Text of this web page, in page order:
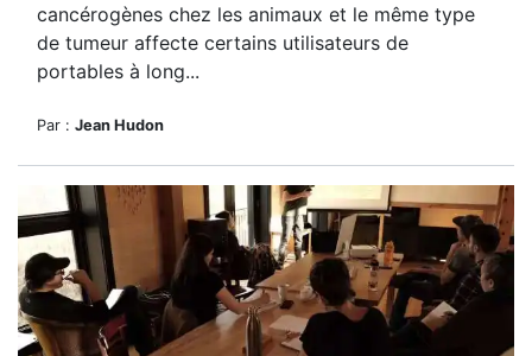
cancérogènes chez les animaux et le même type
de tumeur affecte certains utilisateurs de
portables à long...
Par : Jean Hudon